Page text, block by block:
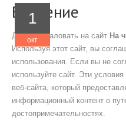
1
окт
Введение
Добро пожаловать на сайт На
Используя этот сайт, вы
использования. Если вы не
используйте сайт. Эти
веб-сайта, который
информационный контент о
достопримечательностях.